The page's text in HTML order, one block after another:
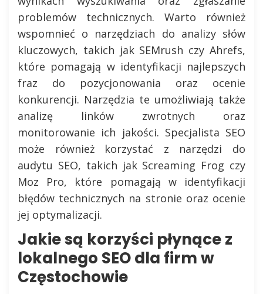
problemów technicznych. Warto również
wspomnieć o narzędziach do analizy słów
kluczowych, takich jak SEMrush czy Ahrefs,
które pomagają w identyfikacji najlepszych
fraz do pozycjonowania oraz ocenie
konkurencji. Narzędzia te umożliwiają także
analizę linków zwrotnych oraz
monitorowanie ich jakości. Specjalista SEO
może również korzystać z narzędzi do
audytu SEO, takich jak Screaming Frog czy
Moz Pro, które pomagają w identyfikacji
błędów technicznych na stronie oraz ocenie
jej optymalizacji.
Jakie są korzyści płynące z
lokalnego SEO dla firm w
Częstochowie